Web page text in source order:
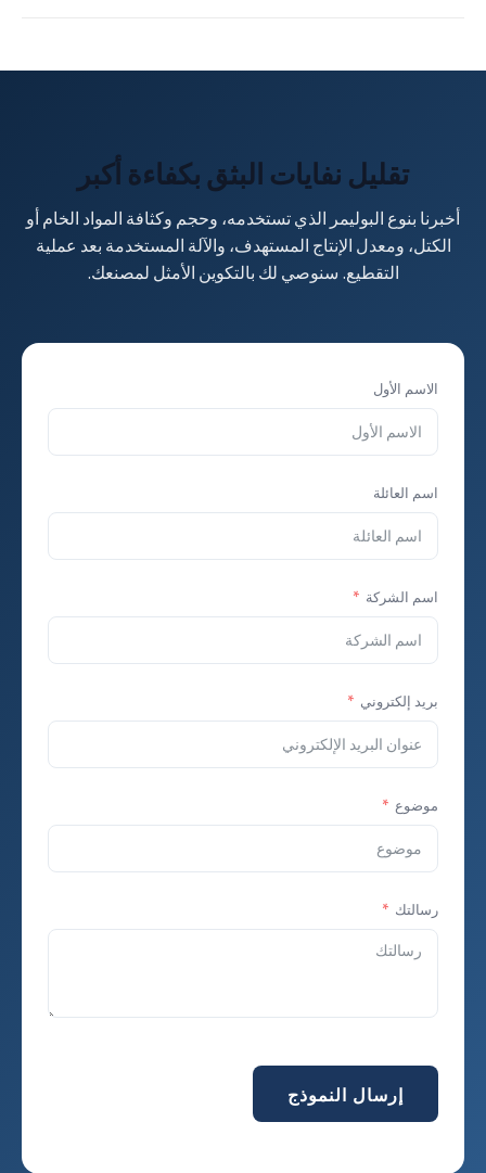
تقليل نفايات البثق بكفاءة أكبر
أخبرنا بنوع البوليمر الذي تستخدمه، وحجم وكثافة المواد الخام أو
الكتل، ومعدل الإنتاج المستهدف، والآلة المستخدمة بعد عملية
التقطيع. سنوصي لك بالتكوين الأمثل لمصنعك.
الاسم الأول
اسم العائلة
اسم الشركة
بريد إلكتروني
موضوع
رسالتك
إرسال النموذج